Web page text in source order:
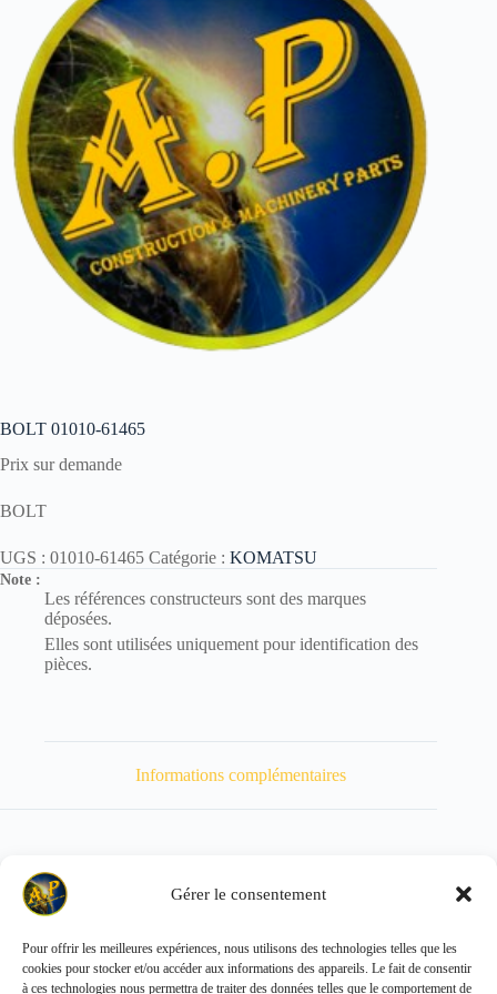
Gérer le consentement
Pour offrir les meilleures expériences, nous utilisons des technologies telles que les
cookies pour stocker et/ou accéder aux informations des appareils. Le fait de consentir
à ces technologies nous permettra de traiter des données telles que le comportement de
BOLT 01010-61465
Prix sur demande
BOLT
UGS : 01010-61465 Catégorie : KOMATSU
Note :
Les références constructeurs sont des marques
déposées.
Elles sont utilisées uniquement pour identification des
pièces.
Informations complémentaires
Poids 92 kg
Copyright © 2026 - ALL PARTS FRANCE SAS